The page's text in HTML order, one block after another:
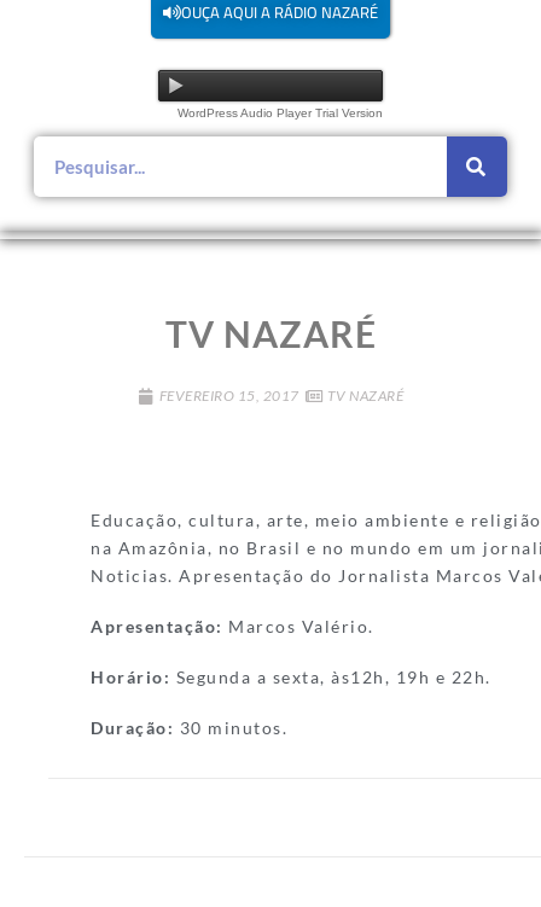
OUÇA AQUI A RÁDIO NAZARÉ
WordPress Audio Player Trial Version
TV NAZARÉ
FEVEREIRO 15, 2017 TV NAZARÉ
Educação, cultura, arte, meio ambiente e
na Amazônia, no Brasil e no mundo em um
Noticias. Apresentação do Jornalista Marcos
Apresentação: Marcos Valério.
Horário: Segunda a sexta, às12h, 19h e 22h.
Duração: 30 minutos.